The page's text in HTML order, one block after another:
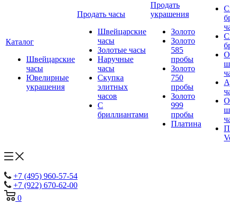
Каталог
Швейцарские
часы
Ювелирные
украшения
Продать часы
Швейцарские
часы
Золотые часы
Наручные
часы
Скупка
элитных
часов
С
бриллиантами
Продать
украшения
Золото
Золото
585
пробы
Золото
750
пробы
Золото
999
пробы
Платина
+7 (495) 960-57-54
+7 (922) 670-62-00
0